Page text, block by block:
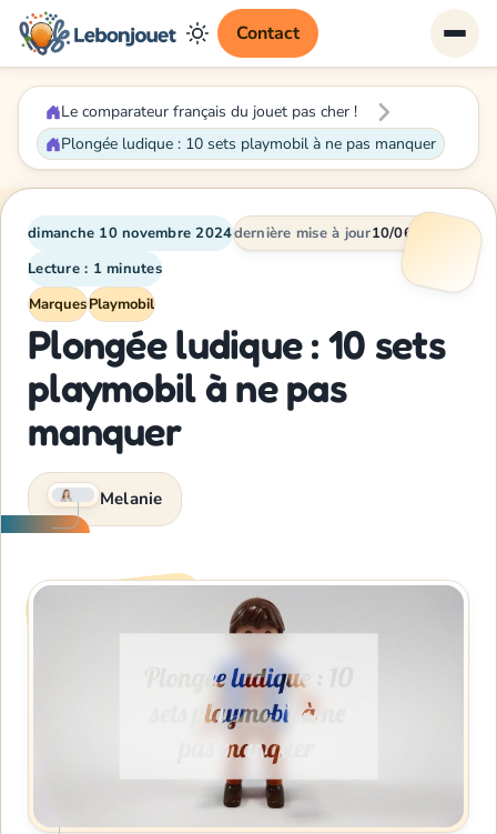
Contact
Le comparateur français du jouet pas cher !
Plongée ludique : 10 sets playmobil à ne pas manquer
dimanche 10 novembre 2024dernière mise à jour10/06/2026
Lecture : 1 minutes
MarquesPlaymobil
Plongée ludique : 10 sets
playmobil à ne pas
manquer
Melanie